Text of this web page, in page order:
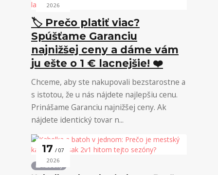
2026
🏷️ Prečo platiť viac?
Spúšťame Garanciu
najnižšej ceny a dáme vám
ju ešte o 1 € lacnejšie! ❤️
Chceme, aby ste nakupovali bezstarostne a
s istotou, že u nás nájdete najlepšiu cenu.
Prinášame Garanciu najnižšej ceny. Ak
nájdete identický tovar n...
17 07
2026
👜 Kabelky